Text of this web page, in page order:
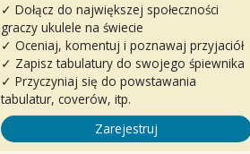
✓ Dołącz do największej społeczności
graczy ukulele na świecie
✓ Oceniaj, komentuj i poznawaj przyjaciół
✓ Zapisz tabulatury do swojego śpiewnika
✓ Przyczyniaj się do powstawania
tabulatur, coverów, itp.
Zarejestruj